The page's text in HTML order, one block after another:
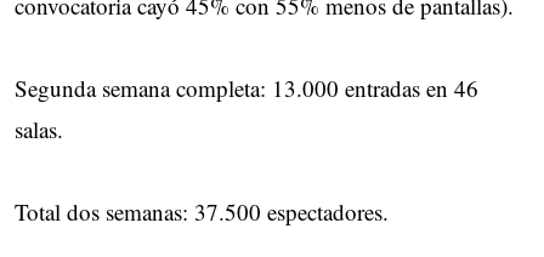
Segunda semana completa: 13.000 entradas en 46
salas.
Total dos semanas: 37.500 espectadores.